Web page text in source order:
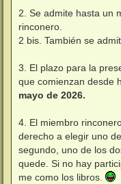
2. Se admite hasta un
rinconero.
2 bis. También se
3. El plazo para la
que comienzan desde
mayo de 2026.
4. El miembro
derecho a elegir uno
segundo, uno de los
quede. Si no hay
me como los libros.